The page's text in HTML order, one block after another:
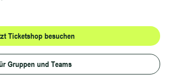
Ticketshop besuchen
Gruppen und Teams